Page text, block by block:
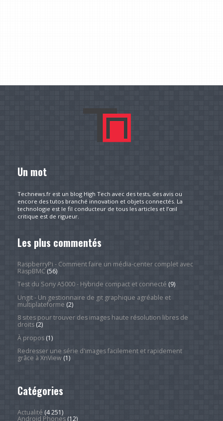
Un mot
Technews.fr est un blog High Tech avec des tests, des avis ou
encore des tutos branché innovation et objets connectés. La
technologie est le fil conducteur de tous les articles et l’œil
critique est de rigueur.
Les plus commentés
RaspberryPi - Comment faire un média-center complet avec
RaspBMC(56)
Test du Sony A5000 - Hybride compact et connecté (9)
Ungit - Un gestionnaire de git graphique agréable et
multiplateforme (2)
8 sites pour trouver des images haute résolution libres de
droits(2)
À propos(1)
Redresser une série d'images facilement et rapidement
grâce à XnView(1)
Catégories
Actualité (4 251)
Android Phones(12)